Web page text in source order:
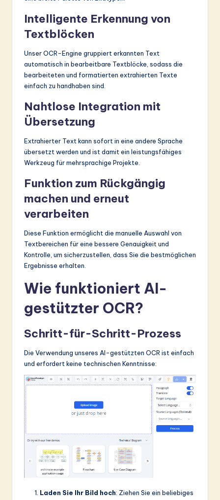
Intelligente Erkennung von
Textblöcken
Unser OCR-Engine gruppiert erkannten Text
automatisch in bearbeitbare Textblöcke, sodass die
bearbeiteten und formatierten extrahierten Texte
einfach zu handhaben sind.
Nahtlose Integration mit
Übersetzung
Extrahierter Text kann sofort in eine andere Sprache
übersetzt werden und ist damit ein leistungsfähiges
Werkzeug für mehrsprachige Projekte.
Funktion zum Rückgängig
machen und erneut
verarbeiten
Diese Funktion ermöglicht die manuelle Auswahl von
Textbereichen für eine bessere Genauigkeit und
Kontrolle, um sicherzustellen, dass Sie die bestmöglichen
Ergebnisse erhalten.
Wie funktioniert AI-
gestützter OCR?
Schritt-für-Schritt-Prozess
Die Verwendung unseres AI-gestützten OCR ist einfach
und erfordert keine technischen Kenntnisse:
Laden Sie Ihr Bild hoch: Ziehen Sie ein beliebiges